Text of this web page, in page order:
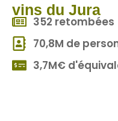
vins du Jura
352 retombées
70,8M de
3,7M€